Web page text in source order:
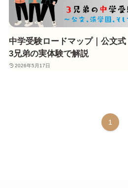
中学受験ロードマップ｜公文
3兄弟の実体験で解説
2026年5月17日
1